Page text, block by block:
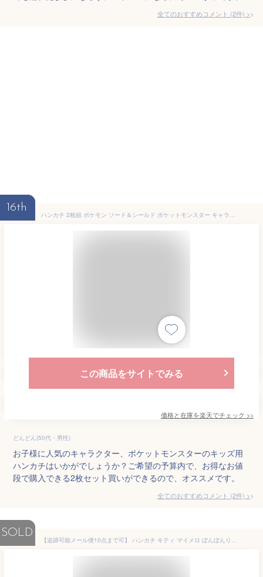
全てのおすすめコメント (2件) >
16th
ハンカチ 2枚組 ポケモン ソード＆シールド ポケットモンスター キャラクター 男の子 女の子 子供 キッズ グッズ ポケモンハンカチ 幻ポケモン ザシアン ザマゼンタ サルノリ ヒバニー メッソン ピカチュウ 【b1160】
この商品をサイトでみる
価格と在庫を楽天でチェック >>
どんどん(50代・男性)
お子様に人気のキャラクター、ポケットモンスターのキッズ用
ハンカチはいかがでしょうか？ご希望の予算内で、お得なお値
段で購入できる2枚セット買いができるので、オススメです。
全てのおすすめコメント (2件) >
SOLD
【追跡可能メール便10点まで可】 ハンカチ キティ マイメロ ぼんぼんりぼん ハミングミント しんかんせん ナフキン サンリオ ハローキティ マイメロディ キッズ 入園 入学 幼稚園 6407 6408 6409 6410 6411 6412 6413 6414 6415 6416 6417 6418 6419 6420